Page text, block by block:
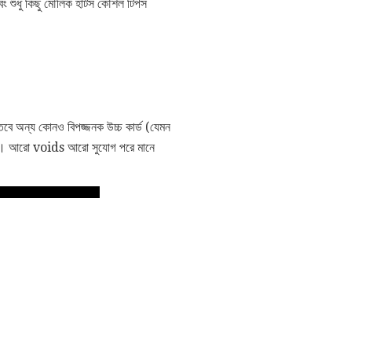
শুধু কিছু মৌলিক হার্টস কৌশল টিপস
অন্য কোনও বিপজ্জনক উচ্চ কার্ড (যেমন
আরো voids আরো সুযোগ পরে মানে